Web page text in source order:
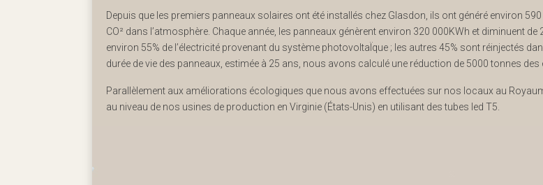
Depuis que les premiers panneaux solaires ont été installés chez Glasdon, ils ont généré environ
CO² dans l’atmosphère. Chaque année, les panneaux génèrent environ 320 000KWh et diminuent
environ 55% de l’électricité provenant du système photovoltaÏque ; les autres 45% sont réinjectés
durée de vie des panneaux, estimée à 25 ans, nous avons calculé une réduction de 5000 tonnes des
Parallèlement aux améliorations écologiques que nous avons effectuées sur nos locaux au
au niveau de nos usines de production en Virginie (États-Unis) en utilisant des tubes led T5.